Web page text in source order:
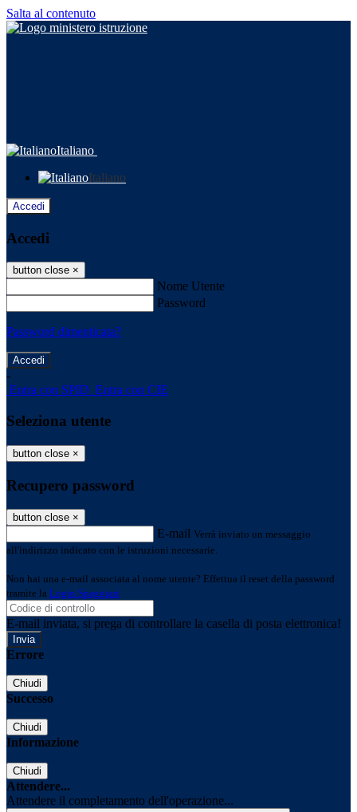
Salta al contenuto
Italiano
Italiano
Accedi
Accedi
button close ×
Nome Utente
Password
Password dimenticata?
-
Entra con SPID Entra con CIE
Seleziona utente
button close ×
Recupero password
button close ×
E-mail Verrà inviato un messaggio
all'indirizzo indicato con le istruzioni necessarie.
Non hai una e-mail associata al nome utente? Effettua il reset della password
tramite la Login Spaggiari
E-mail inviata, si prega di controllare la casella di posta elettronica!
Errore
Chiudi
Successo
Chiudi
Informazione
Chiudi
Attendere...
Attendere il completamento dell'operazione...